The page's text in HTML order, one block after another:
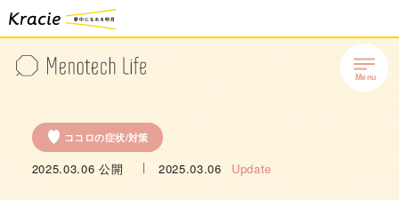
ココロの症状/対策
2025.03.06 公開 2025.03.06 Update